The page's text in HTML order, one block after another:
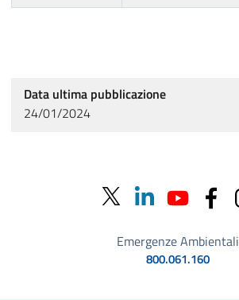
Data ultima pubblicazione
24/01/2024
Emergenze Ambientali
800.061.160